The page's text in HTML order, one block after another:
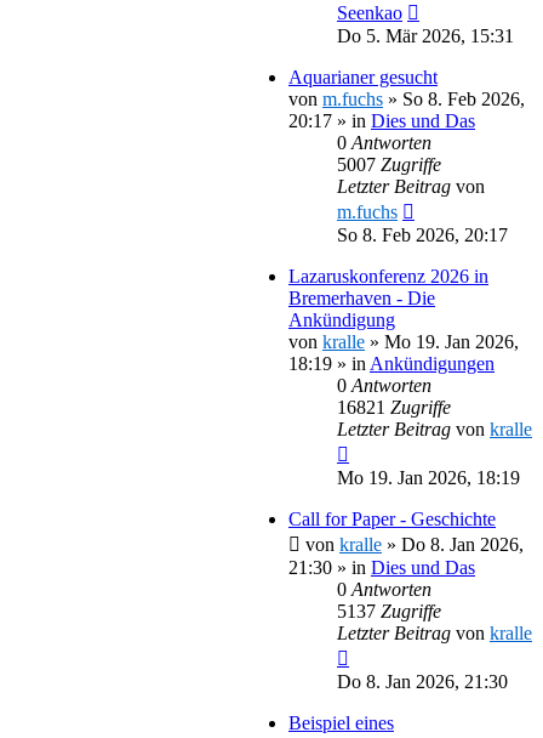
Seenkao
Do 5. Mär 2026, 15:31
Aquarianer gesucht
von m.fuchs » So 8. Feb 2026,
20:17 » in Dies und Das
0 Antworten
5007 Zugriffe
Letzter Beitrag von
m.fuchs
So 8. Feb 2026, 20:17
Lazaruskonferenz 2026 in
Bremerhaven - Die
Ankündigung
von kralle » Mo 19. Jan 2026,
18:19 » in Ankündigungen
0 Antworten
16821 Zugriffe
Letzter Beitrag von kralle
Mo 19. Jan 2026, 18:19
Call for Paper - Geschichte
von kralle » Do 8. Jan 2026,
21:30 » in Dies und Das
0 Antworten
5137 Zugriffe
Letzter Beitrag von kralle
Do 8. Jan 2026, 21:30
Beispiel eines